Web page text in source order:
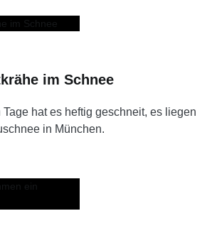
im Schnee
hat es heftig geschneit, es liegen
in München.